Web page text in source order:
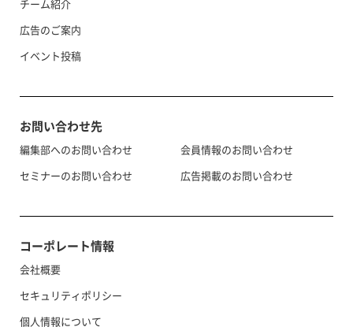
チーム紹介
広告のご案内
イベント投稿
お問い合わせ先
編集部へのお問い合わせ
セミナーのお問い合わせ
会員情報のお問い合わせ
広告掲載のお問い合わせ
コーポレート情報
会社概要
セキュリティポリシー
個人情報について